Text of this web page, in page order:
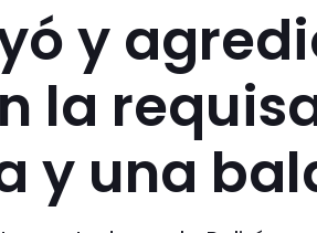
y
la
y una